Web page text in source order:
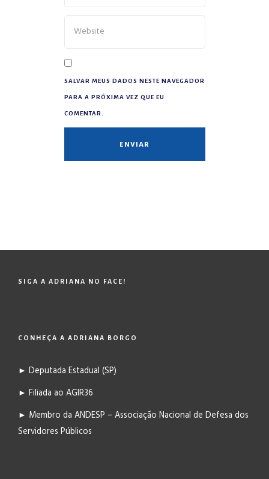
SALVAR MEUS DADOS NESTE NAVEGADOR
PARA A PRÓXIMA VEZ QUE EU
COMENTAR.
SIGA A ADRIANA NO FACE!
CONHEÇA A ADRIANA BORGO
► Deputada Estadual (SP)
► Filiada ao AGIR36
► Membro da ANDESP – Associação Nacional de Defesa dos
Servidores Públicos